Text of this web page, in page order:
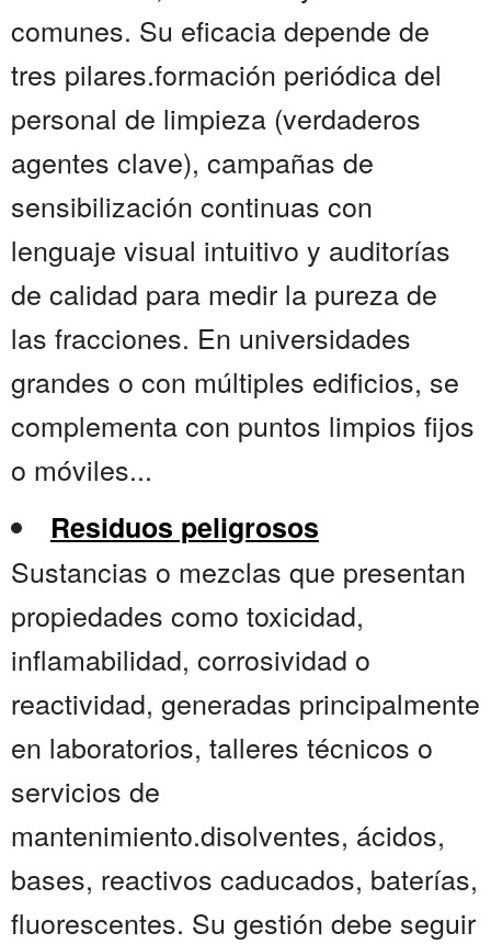
comunes. Su eficacia depende de
tres pilares.formación periódica del
personal de limpieza (verdaderos
agentes clave), campañas de
sensibilización continuas con
lenguaje visual intuitivo y auditorías
de calidad para medir la pureza de
las fracciones. En universidades
grandes o con múltiples edificios, se
complementa con puntos limpios fijos
o móviles...
Residuos peligrosos
Sustancias o mezclas que presentan
propiedades como toxicidad,
inflamabilidad, corrosividad o
reactividad, generadas principalmente
en laboratorios, talleres técnicos o
servicios de
mantenimiento.disolventes, ácidos,
bases, reactivos caducados, baterías,
fluorescentes. Su gestión debe seguir